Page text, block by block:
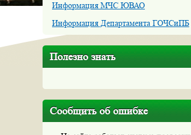
Информация МЧС ЮВАО
Информация Департамента ГОЧСиПБ
Полезно знать
Сообщить об ошибке